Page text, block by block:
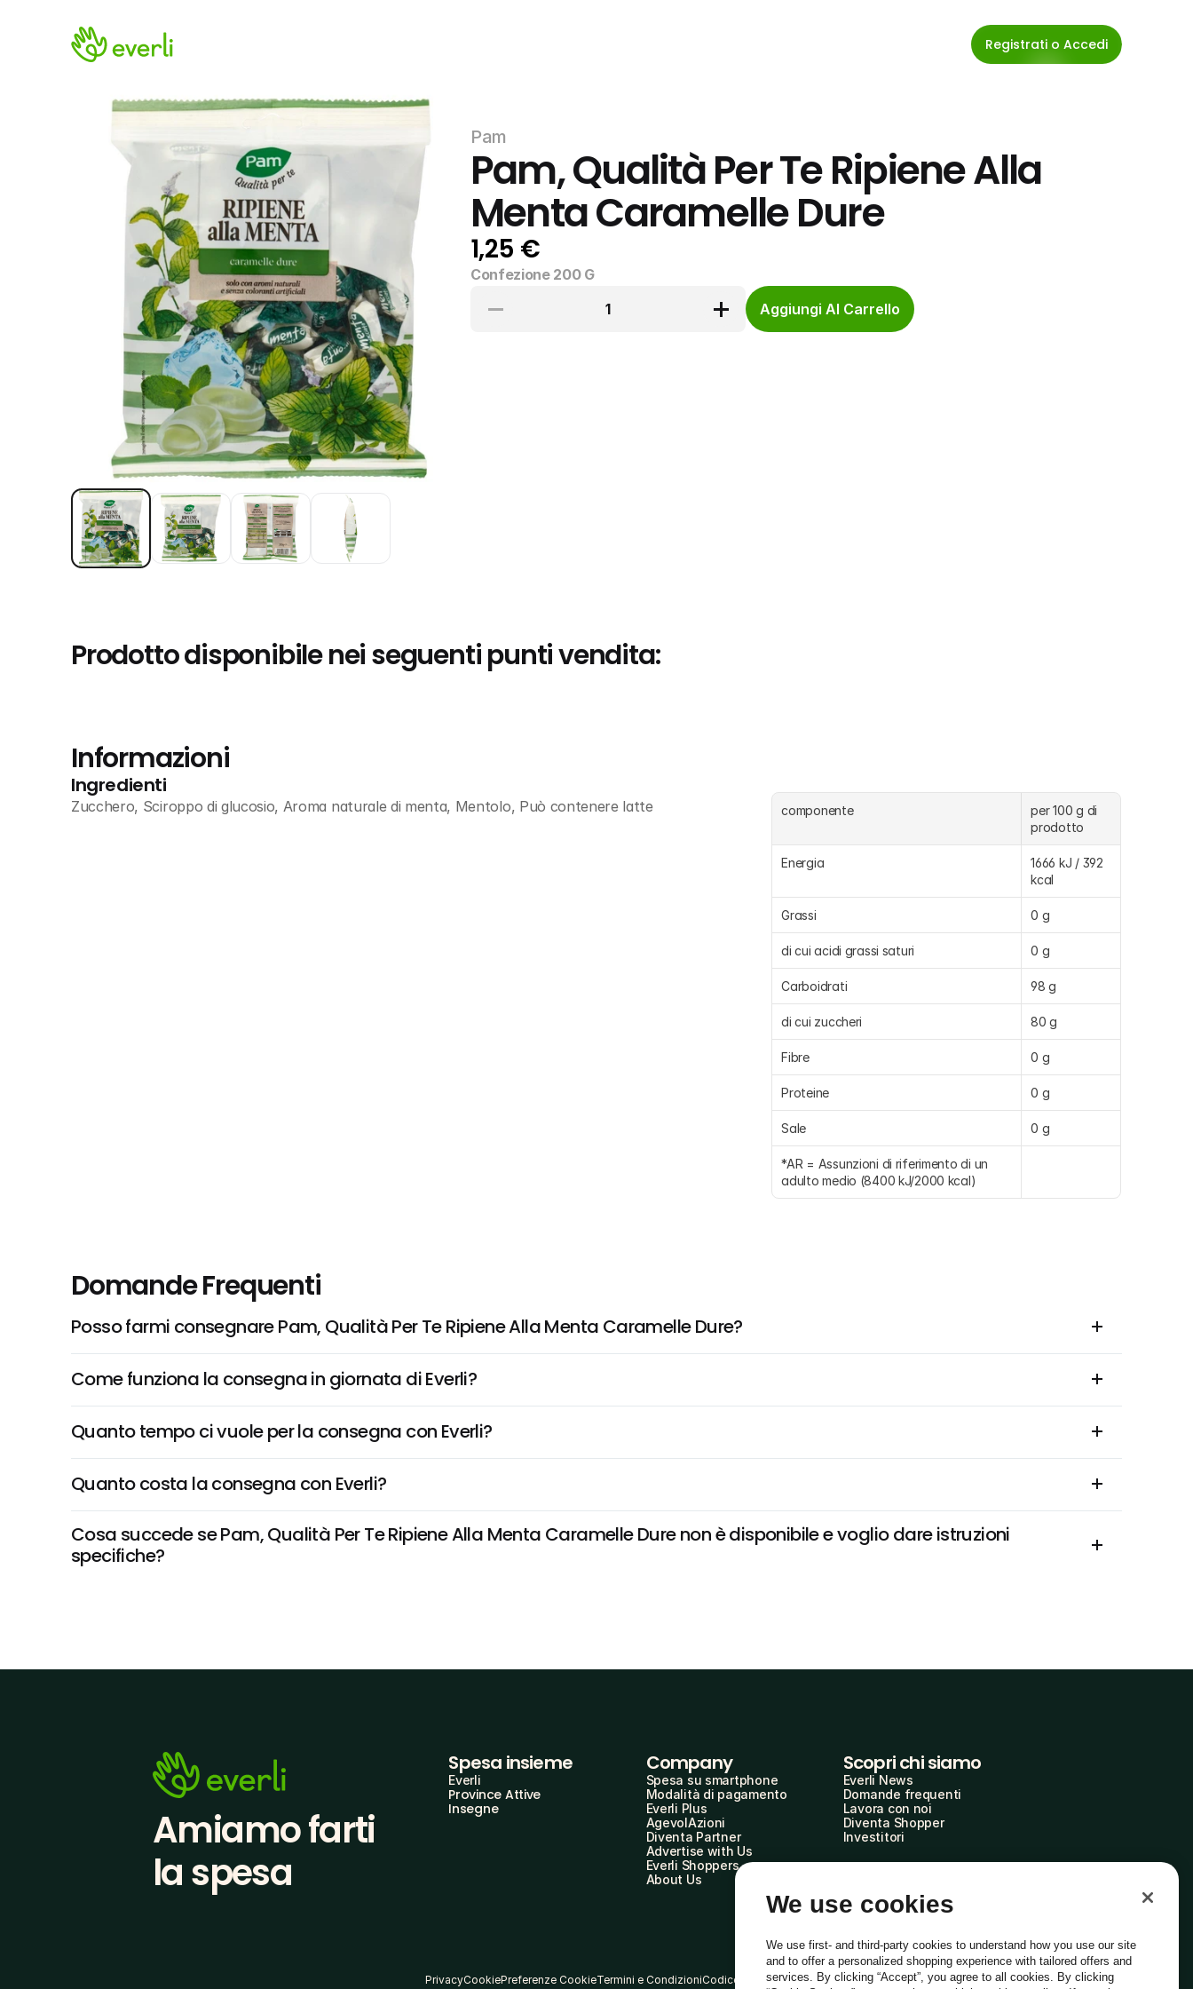
Registrati o Accedi
Pam
Pam, Qualità Per Te Ripiene Alla
Menta Caramelle Dure
1,25 €
Confezione 200 G
1
Aggiungi Al Carrello
Prodotto disponibile nei seguenti punti vendita:
Informazioni
Ingredienti
Zucchero, Sciroppo di glucosio, Aroma naturale di menta, Mentolo, Può contenere latte componente
per 100 g di
prodotto
Energia
1666 kJ / 392
kcal
Grassi 0 g
di cui acidi grassi saturi 0 g
Carboidrati 98 g
di cui zuccheri 80 g
Fibre 0 g
Proteine 0 g
Sale 0 g
*AR = Assunzioni di riferimento di un
adulto medio (8400 kJ/2000 kcal)
Domande Frequenti
Posso farmi consegnare Pam, Qualità Per Te Ripiene Alla Menta Caramelle Dure?
Come funziona la consegna in giornata di Everli?
Quanto tempo ci vuole per la consegna con Everli?
Quanto costa la consegna con Everli?
Cosa succede se Pam, Qualità Per Te Ripiene Alla Menta Caramelle Dure non è disponibile e voglio dare istruzioni
specifiche?
Amiamo farti
la spesa
Spesa insieme
Everli
Province Attive
Insegne
Company
Spesa su smartphone
Modalità di pagamento
Everli Plus
AgevolAzioni
Diventa Partner
Advertise with Us
Everli Shoppers
About Us
Scopri chi siamo
Everli News
Domande frequenti
Lavora con noi
Diventa Shopper
Investitori
PrivacyCookiePreferenze CookieTermini e CondizioniCodice Etico
We use cookies
We use first- and third-party cookies to understand how you use our site
and to offer a personalized shopping experience with tailored offers and
services. By clicking “Accept”, you agree to all cookies. By clicking